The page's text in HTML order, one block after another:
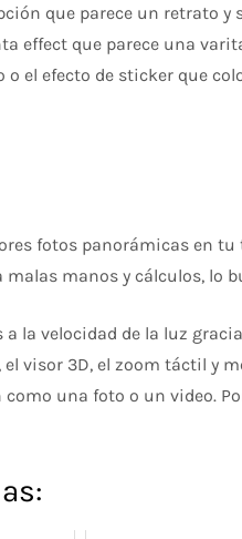
que parece un retrato
effect que parece una
el efecto de sticker que
fotos panorámicas en
manos y cálculos, lo
la velocidad de la luz
visor 3D, el zoom táctil y
una foto o un video.